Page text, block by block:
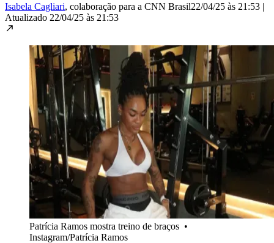
Isabela Cagliari, colaboração para a CNN Brasil22/04/25 às 21:53 |
Atualizado 22/04/25 às 21:53
Patrícia Ramos mostra treino de braços •
Instagram/Patrícia Ramos